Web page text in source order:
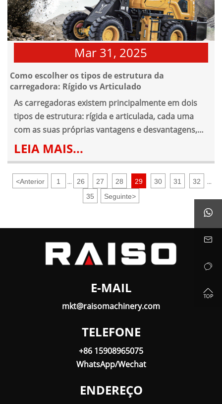
Mar 31, 2025
Como escolher os tipos de estrutura da
carregadora: Rígido vs Articulado
As carregadoras existem principalmente em dois
tipos de estrutura: rígida e articulada, cada uma
com as suas próprias vantagens e desvantagens,
tornando-as adequadas a diferentes condições de
trabalho.
LEIA MAIS...
<Anterior 1 ... 26 27 28 29 30 31 32 ...
35 Seguinte>
E-MAIL
mkt@raisomachinery.com
TELEFONE
+86 15908965075
WhatsApp/Wechat
ENDEREÇO



